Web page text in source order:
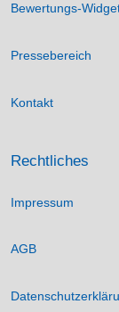
Bewertungs-
Pressebereich
Kontakt
Rechtliches
Impressum
AGB